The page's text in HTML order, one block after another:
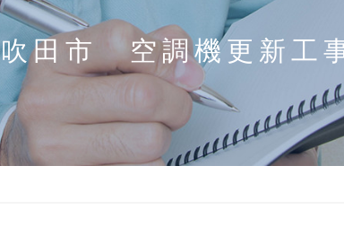
吹田市 空調機更新工